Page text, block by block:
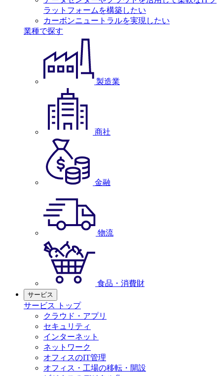
ラットフォームを構築したい
カーボンニュートラルを実現したい
業種で探す
製造業
商社
金融
物流
食品・消費財
サービス
サービス トップ
クラウド・アプリ
セキュリティ
インターネット
ネットワーク
オフィスのIT管理
オフィス・工場の移転・開設